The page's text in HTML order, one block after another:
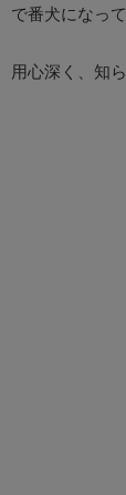
で番犬になっ
用心深く、知